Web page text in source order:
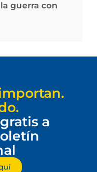
guerra con
a